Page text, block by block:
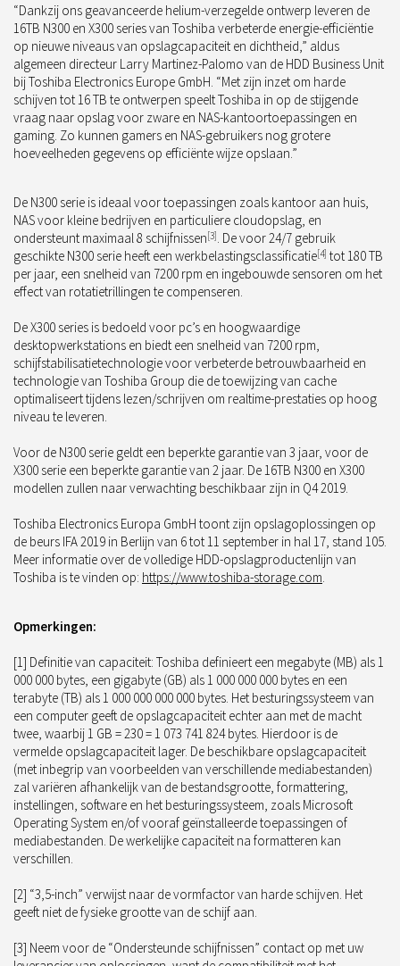
“Dankzij ons geavanceerde helium-verzegelde ontwerp leveren de
16TB N300 en X300 series van Toshiba verbeterde energie-efficiëntie
op nieuwe niveaus van opslagcapaciteit en dichtheid,” aldus
algemeen directeur Larry Martinez-Palomo van de HDD Business Unit
bij Toshiba Electronics Europe GmbH. “Met zijn inzet om harde
schijven tot 16 TB te ontwerpen speelt Toshiba in op de stijgende
vraag naar opslag voor zware en NAS-kantoortoepassingen en
gaming. Zo kunnen gamers en NAS-gebruikers nog grotere
hoeveelheden gegevens op efficiënte wijze opslaan.”
De N300 serie is ideaal voor toepassingen zoals kantoor aan huis,
NAS voor kleine bedrijven en particuliere cloudopslag, en
ondersteunt maximaal 8 schijfnissen[3] . De voor 24/7 gebruik
geschikte N300 serie heeft een werkbelastingsclassificatie[4] tot 180 TB
per jaar, een snelheid van 7200 rpm en ingebouwde sensoren om het
effect van rotatietrillingen te compenseren.
De X300 series is bedoeld voor pc’s en hoogwaardige
desktopwerkstations en biedt een snelheid van 7200 rpm,
schijfstabilisatietechnologie voor verbeterde betrouwbaarheid en
technologie van Toshiba Group die de toewijzing van cache
optimaliseert tijdens lezen/schrijven om realtime-prestaties op hoog
niveau te leveren.
Voor de N300 serie geldt een beperkte garantie van 3 jaar, voor de
X300 serie een beperkte garantie van 2 jaar. De 16TB N300 en X300
modellen zullen naar verwachting beschikbaar zijn in Q4 2019.
Toshiba Electronics Europa GmbH toont zijn opslagoplossingen op
de beurs IFA 2019 in Berlijn van 6 tot 11 september in hal 17, stand 105.
Meer informatie over de volledige HDD-opslagproductenlijn van
Toshiba is te vinden op: https://www.toshiba-storage.com
Opmerkingen:
[1] Definitie van capaciteit: Toshiba definieert een megabyte (MB) als 1
000 000 bytes, een gigabyte (GB) als 1 000 000 000 bytes en een
terabyte (TB) als 1 000 000 000 000 bytes. Het besturingssysteem van
een computer geeft de opslagcapaciteit echter aan met de macht
twee, waarbij 1 GB = 230 = 1 073 741 824 bytes. Hierdoor is de
vermelde opslagcapaciteit lager. De beschikbare opslagcapaciteit
(met inbegrip van voorbeelden van verschillende mediabestanden)
zal variëren afhankelijk van de bestandsgrootte, formattering,
instellingen, software en het besturingssysteem, zoals Microsoft
Operating System en/of vooraf geïnstalleerde toepassingen of
mediabestanden. De werkelijke capaciteit na formatteren kan
verschillen.
[2] “3,5-inch” verwijst naar de vormfactor van harde schijven. Het
geeft niet de fysieke grootte van de schijf aan.
[3] Neem voor de “Ondersteunde schijfnissen” contact op met uw